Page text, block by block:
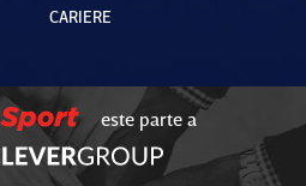
CARIERE
este parte a